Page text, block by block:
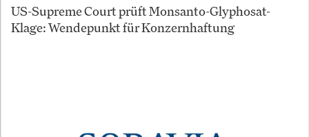
US-Supreme Court prüft Monsanto-Glyphosat-
Klage: Wendepunkt für Konzernhaftung